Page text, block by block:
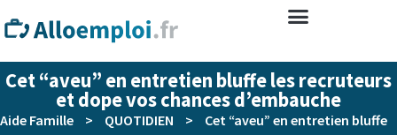
Cet “aveu” en entretien bluffe les recruteurs
et dope vos chances d’embauche
Aide Famille > QUOTIDIEN >
Cet “aveu” en entretien bluffe